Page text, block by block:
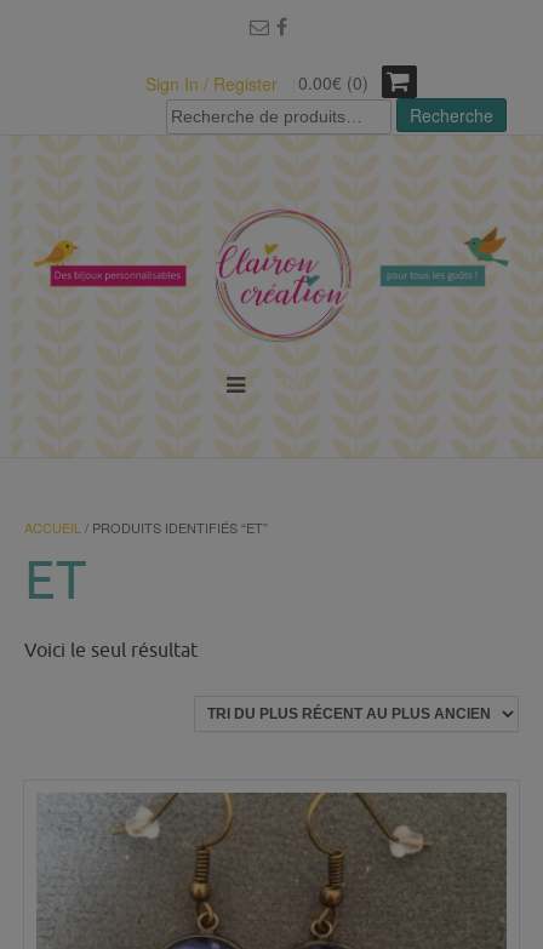
Sign In / Register
0.00€ (0)
Recherche
pour :
Recherche
ACCUEIL / PRODUITS IDENTIFIÉS “ET”
ET
Voici le seul résultat